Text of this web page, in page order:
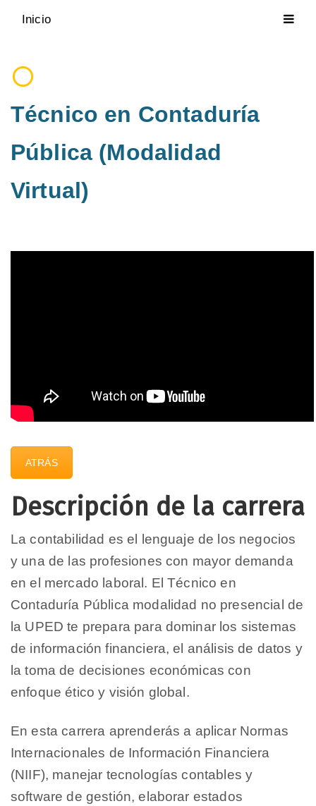
Inicio
Técnico en Contaduría
Pública (Modalidad
Virtual)
ATRÁS
Descripción de la carrera
La contabilidad es el lenguaje de los negocios
y una de las profesiones con mayor demanda
en el mercado laboral. El Técnico en
Contaduría Pública modalidad no presencial de
la UPED te prepara para dominar los sistemas
de información financiera, el análisis de datos y
la toma de decisiones económicas con
enfoque ético y visión global.
En esta carrera aprenderás a aplicar Normas
Internacionales de Información Financiera
(NIIF), manejar tecnologías contables y
software de gestión, elaborar estados